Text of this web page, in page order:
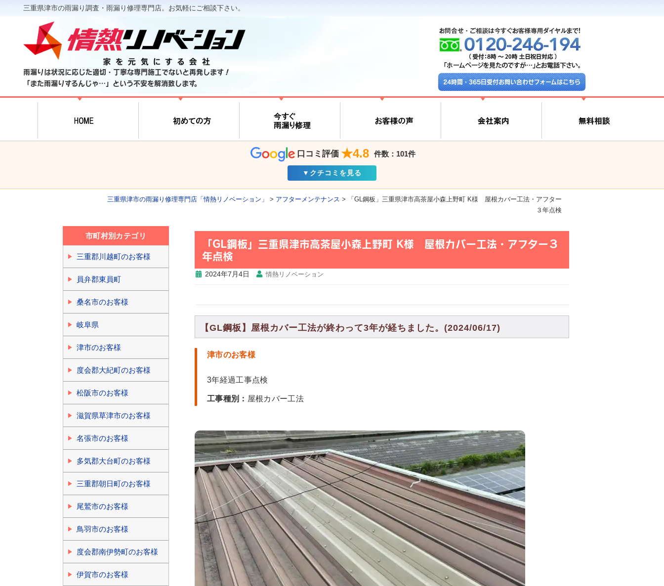
三重県津市の雨漏り調査・雨漏り修理専門店。お気軽にご相談下さい。
雨漏りは状況に応じた適切・丁寧な専門施工でないと再発します！
「また雨漏りするんじゃ…」という不安を解消致します。
24時間・365日受付お問い合わせフォームはこちら
口コミ評価 ★4.8 件数：101件
▼クチコミを見る
三重県津市の雨漏り修理専門店「情熱リノベーション」 > アフターメンテナンス >
「GL鋼板」三重県津市高茶屋小森上野町 K様 屋根カバー工法・アフター
３年点検
「GL鋼板」三重県津市高茶屋小森上野町 K様 屋根カバー工法・アフター３
年点検
2024年7月4日 情熱リノベーション
【GL鋼板】屋根カバー工法が終わって3年が経ちました。(2024/06/17)
津市のお客様
3年経過工事点検
工事種別： 屋根カバー工法
市町村別カテゴリ
三重郡川越町のお客様
員弁郡東員町
桑名市のお客様
岐阜県
津市のお客様
度会郡大紀町のお客様
松阪市のお客様
滋賀県草津市のお客様
名張市のお客様
多気郡大台町のお客様
三重郡朝日町のお客様
尾鷲市のお客様
鳥羽市のお客様
度会郡南伊勢町のお客様
伊賀市のお客様